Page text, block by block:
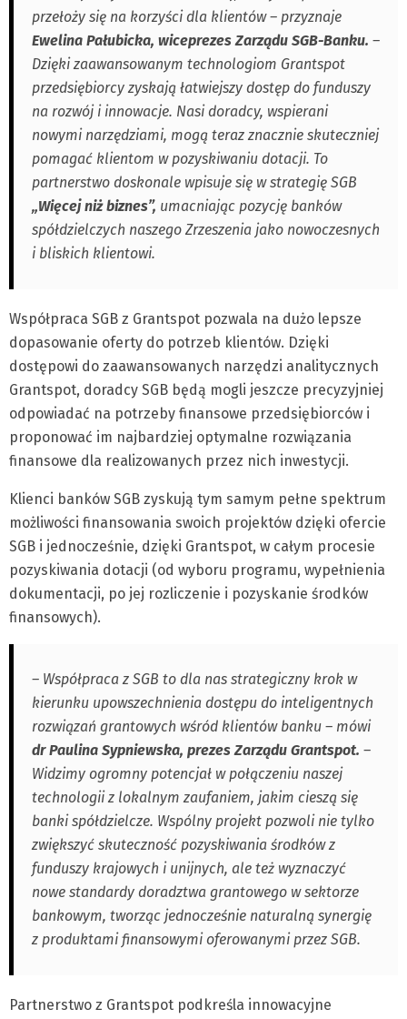
przełoży się na korzyści dla klientów – przyznaje
Ewelina Pałubicka, wiceprezes Zarządu SGB-Banku. –
Dzięki zaawansowanym technologiom Grantspot
przedsiębiorcy zyskają łatwiejszy dostęp do funduszy
na rozwój i innowacje. Nasi doradcy, wspierani
nowymi narzędziami, mogą teraz znacznie skuteczniej
pomagać klientom w pozyskiwaniu dotacji. To
partnerstwo doskonale wpisuje się w strategię SGB
„Więcej niż biznes”, umacniając pozycję banków
spółdzielczych naszego Zrzeszenia jako nowoczesnych
i bliskich klientowi.
Współpraca SGB z Grantspot pozwala na dużo lepsze
dopasowanie oferty do potrzeb klientów. Dzięki
dostępowi do zaawansowanych narzędzi analitycznych
Grantspot, doradcy SGB będą mogli jeszcze precyzyjniej
odpowiadać na potrzeby finansowe przedsiębiorców i
proponować im najbardziej optymalne rozwiązania
finansowe dla realizowanych przez nich inwestycji.
Klienci banków SGB zyskują tym samym pełne spektrum
możliwości finansowania swoich projektów dzięki ofercie
SGB i jednocześnie, dzięki Grantspot, w całym procesie
pozyskiwania dotacji (od wyboru programu, wypełnienia
dokumentacji, po jej rozliczenie i pozyskanie środków
finansowych).
– Współpraca z SGB to dla nas strategiczny krok w
kierunku upowszechnienia dostępu do inteligentnych
rozwiązań grantowych wśród klientów banku – mówi
dr Paulina Sypniewska, prezes Zarządu Grantspot. –
Widzimy ogromny potencjał w połączeniu naszej
technologii z lokalnym zaufaniem, jakim cieszą się
banki spółdzielcze. Wspólny projekt pozwoli nie tylko
zwiększyć skuteczność pozyskiwania środków z
funduszy krajowych i unijnych, ale też wyznaczyć
nowe standardy doradztwa grantowego w sektorze
bankowym, tworząc jednocześnie naturalną synergię
z produktami finansowymi oferowanymi przez SGB.
Partnerstwo z Grantspot podkreśla innowacyjne